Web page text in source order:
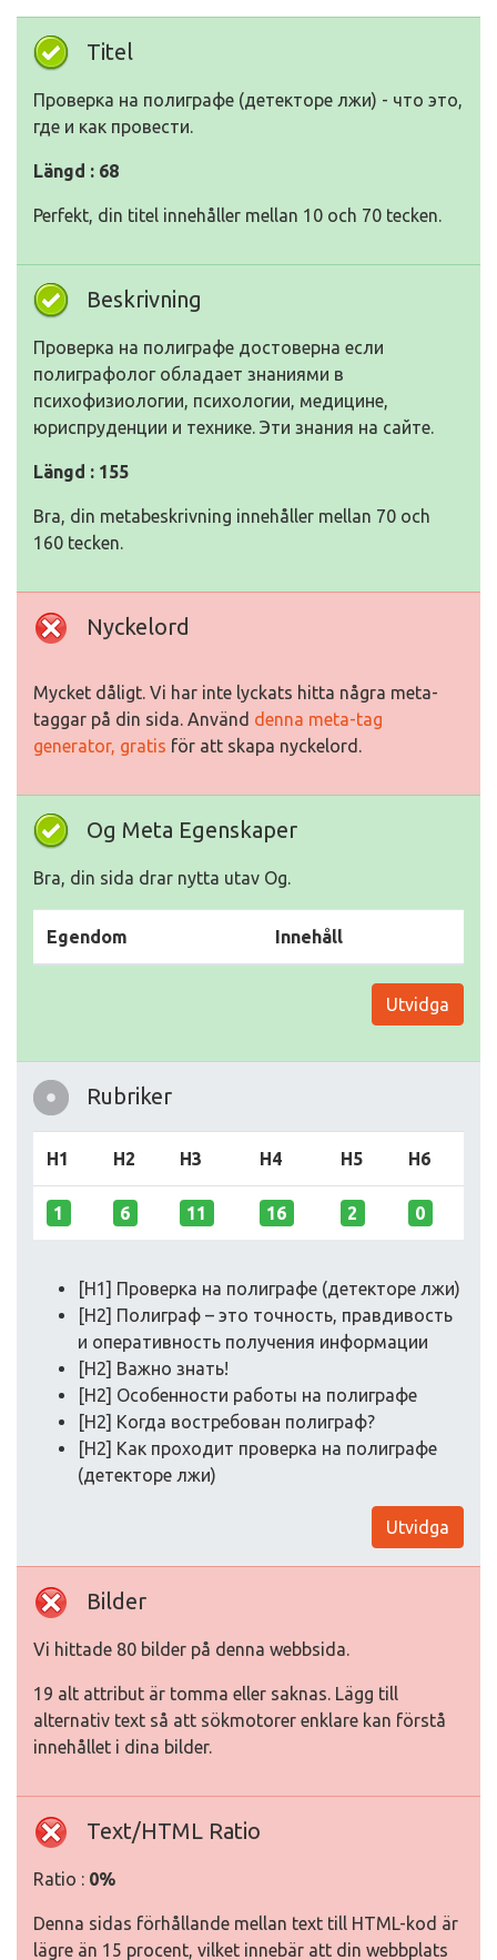
Titel
Проверка на полиграфе (детекторе лжи) - что это,
где и как провести.
Längd : 68
Perfekt, din titel innehåller mellan 10 och 70 tecken.
Beskrivning
Проверка на полиграфе достоверна если
полиграфолог обладает знаниями в
психофизиологии, психологии, медицине,
юриспруденции и технике. Эти знания на сайте.
Längd : 155
Bra, din metabeskrivning innehåller mellan 70 och
160 tecken.
Nyckelord
Mycket dåligt. Vi har inte lyckats hitta några meta-
taggar på din sida. Använd denna meta-tag
generator, gratis för att skapa nyckelord.
Og Meta Egenskaper
Bra, din sida drar nytta utav Og.
Egendom Innehåll
Utvidga
Rubriker
H1 H2 H3 H4 H5 H6
1 6 11 16 2 0
[H1] Проверка на полиграфе (детекторе лжи)
[H2] Полиграф – это точность, правдивость
и оперативность получения информации
[H2] Важно знать!
[H2] Особенности работы на полиграфе
[H2] Когда востребован полиграф?
[H2] Как проходит проверка на полиграфе
(детекторе лжи)
Utvidga
Bilder
Vi hittade 80 bilder på denna webbsida.
19 alt attribut är tomma eller saknas. Lägg till
alternativ text så att sökmotorer enklare kan förstå
innehållet i dina bilder.
Text/HTML Ratio
Ratio : 0%
Denna sidas förhållande mellan text till HTML-kod är
lägre än 15 procent, vilket innebär att din webbplats